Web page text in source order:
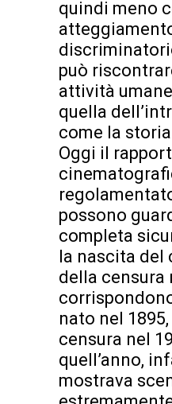
quindi meno
può
attività
quella
come la
Oggi il
possono
completa
la nascita del
della censura
nato nel
censura nel
quell’anno,
mostrava